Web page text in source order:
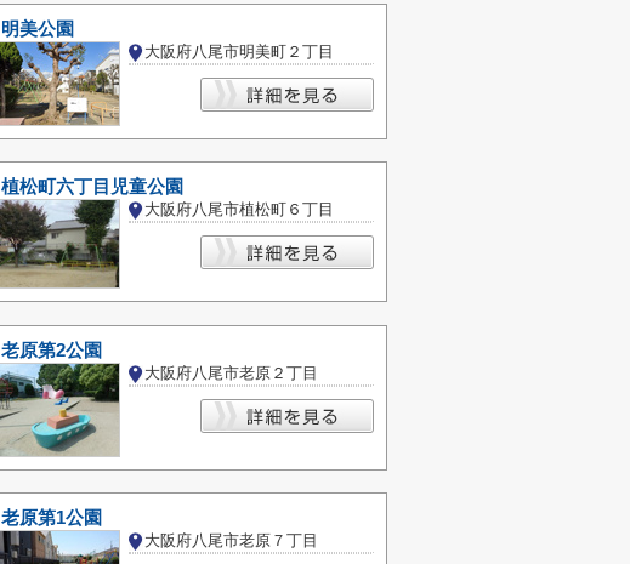
明美公園
大阪府八尾市明美町２丁目
植松町六丁目児童公園
大阪府八尾市植松町６丁目
老原第2公園
大阪府八尾市老原２丁目
老原第1公園
大阪府八尾市老原７丁目